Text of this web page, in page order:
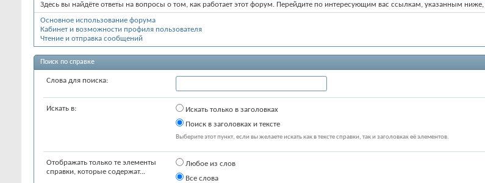
Здесь вы найдёте ответы на вопросы о том, как работает этот форум. Перейдите по интересующим вас ссылкам, указанным
Основное использование форума
Кабинет и возможности профиля пользователя
Чтение и отправка сообщений
Поиск по справке
Слова для поиска:
Искать в:
Искать только в заголовках
Поиск в заголовках и тексте
Выберите этот пункт, если вы желаете искать как в тексте справки, так и заголовках её элементов.
Отображать только те элементы
справки, которые содержат...
Любое из слов
Все слова